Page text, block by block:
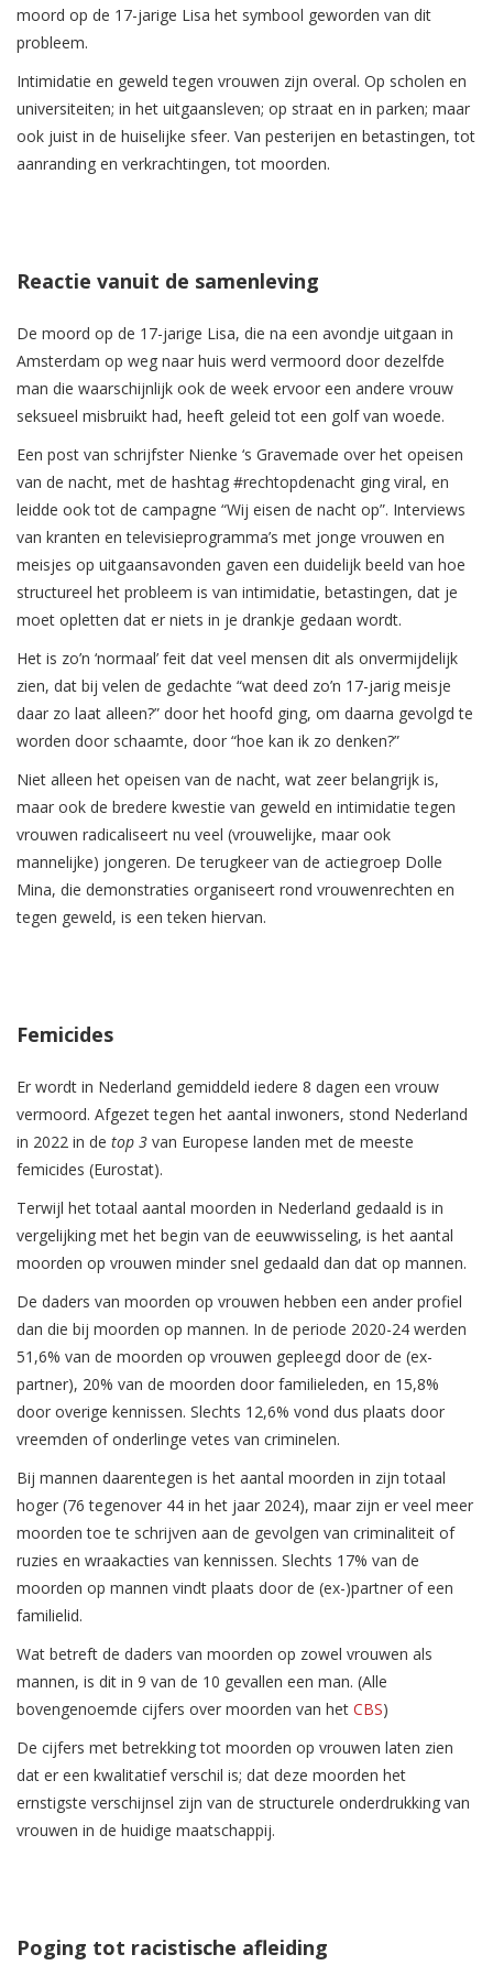
moord op de 17-jarige Lisa het symbool geworden van dit
probleem.
Intimidatie en geweld tegen vrouwen zijn overal. Op scholen en
universiteiten; in het uitgaansleven; op straat en in parken; maar
ook juist in de huiselijke sfeer. Van pesterijen en betastingen, tot
aanranding en verkrachtingen, tot moorden.
Reactie vanuit de samenleving
De moord op de 17-jarige Lisa, die na een avondje uitgaan in
Amsterdam op weg naar huis werd vermoord door dezelfde
man die waarschijnlijk ook de week ervoor een andere vrouw
seksueel misbruikt had, heeft geleid tot een golf van woede.
Een post van schrijfster Nienke ‘s Gravemade over het opeisen
van de nacht, met de hashtag #rechtopdenacht ging viral, en
leidde ook tot de campagne “Wij eisen de nacht op”. Interviews
van kranten en televisieprogramma’s met jonge vrouwen en
meisjes op uitgaansavonden gaven een duidelijk beeld van hoe
structureel het probleem is van intimidatie, betastingen, dat je
moet opletten dat er niets in je drankje gedaan wordt.
Het is zo’n ‘normaal’ feit dat veel mensen dit als onvermijdelijk
zien, dat bij velen de gedachte “wat deed zo’n 17-jarig meisje
daar zo laat alleen?” door het hoofd ging, om daarna gevolgd te
worden door schaamte, door “hoe kan ik zo denken?”
Niet alleen het opeisen van de nacht, wat zeer belangrijk is,
maar ook de bredere kwestie van geweld en intimidatie tegen
vrouwen radicaliseert nu veel (vrouwelijke, maar ook
mannelijke) jongeren. De terugkeer van de actiegroep Dolle
Mina, die demonstraties organiseert rond vrouwenrechten en
tegen geweld, is een teken hiervan.
Femicides
Er wordt in Nederland gemiddeld iedere 8 dagen een vrouw
vermoord. Afgezet tegen het aantal inwoners, stond Nederland
in 2022 in de top 3 van Europese landen met de meeste
femicides (Eurostat).
Terwijl het totaal aantal moorden in Nederland gedaald is in
vergelijking met het begin van de eeuwwisseling, is het aantal
moorden op vrouwen minder snel gedaald dan dat op mannen.
De daders van moorden op vrouwen hebben een ander profiel
dan die bij moorden op mannen. In de periode 2020-24 werden
51,6% van de moorden op vrouwen gepleegd door de (ex-
partner), 20% van de moorden door familieleden, en 15,8%
door overige kennissen. Slechts 12,6% vond dus plaats door
vreemden of onderlinge vetes van criminelen.
Bij mannen daarentegen is het aantal moorden in zijn totaal
hoger (76 tegenover 44 in het jaar 2024), maar zijn er veel meer
moorden toe te schrijven aan de gevolgen van criminaliteit of
ruzies en wraakacties van kennissen. Slechts 17% van de
moorden op mannen vindt plaats door de (ex-)partner of een
familielid.
Wat betreft de daders van moorden op zowel vrouwen als
mannen, is dit in 9 van de 10 gevallen een man. (Alle
bovengenoemde cijfers over moorden van het CBS)
De cijfers met betrekking tot moorden op vrouwen laten zien
dat er een kwalitatief verschil is; dat deze moorden het
ernstigste verschijnsel zijn van de structurele onderdrukking van
vrouwen in de huidige maatschappij.
Poging tot racistische afleiding